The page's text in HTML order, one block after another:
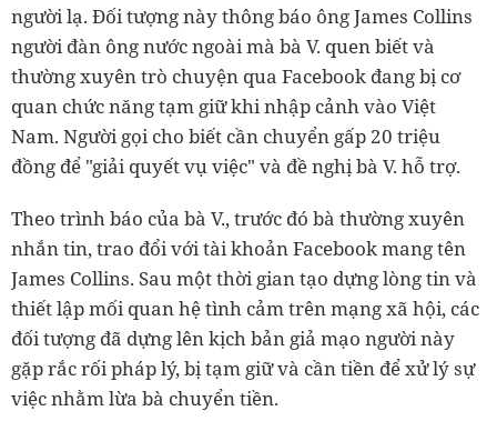
người lạ. Đối tượng này thông báo ông James Collins
người đàn ông nước ngoài mà bà V. quen biết và
thường xuyên trò chuyện qua Facebook đang bị cơ
quan chức năng tạm giữ khi nhập cảnh vào Việt
Nam. Người gọi cho biết cần chuyển gấp 20 triệu
đồng để "giải quyết vụ việc" và đề nghị bà V. hỗ trợ.
Theo trình báo của bà V., trước đó bà thường xuyên
nhắn tin, trao đổi với tài khoản Facebook mang tên
James Collins. Sau một thời gian tạo dựng lòng tin và
thiết lập mối quan hệ tình cảm trên mạng xã hội, các
đối tượng đã dựng lên kịch bản giả mạo người này
gặp rắc rối pháp lý, bị tạm giữ và cần tiền để xử lý sự
việc nhằm lừa bà chuyển tiền.